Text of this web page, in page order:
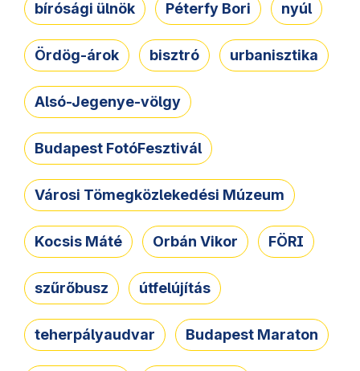
bírósági ülnök Péterfy Bori nyúl
Ördög-árok bisztró urbanisztika
Alsó-Jegenye-völgy
Budapest FotóFesztivál
Városi Tömegközlekedési Múzeum
Kocsis Máté Orbán Vikor FÖRI
szűrőbusz útfelújítás
teherpályaudvar Budapest Maraton